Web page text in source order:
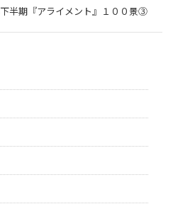
半期『アライメント』１００景③